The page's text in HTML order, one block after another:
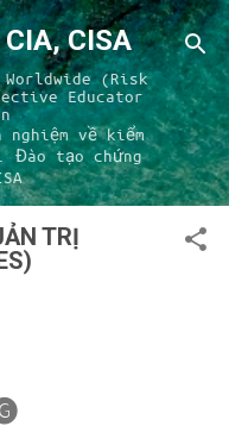
chính
CIA, CISA
Worldwide (Risk
Educator
về kiểm
Đào tạo chứng
TRỊ